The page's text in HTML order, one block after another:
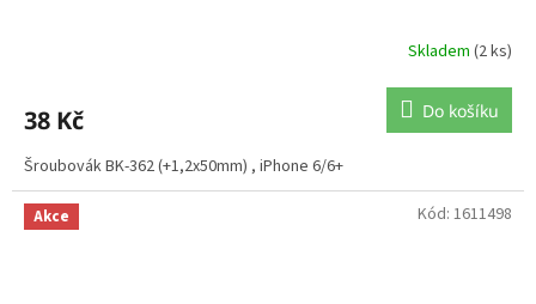
Skladem (2 ks)
38 Kč Do košíku
Šroubovák BK-362 (+1,2x50mm) , iPhone 6/6+
Akce Kód: 1611498